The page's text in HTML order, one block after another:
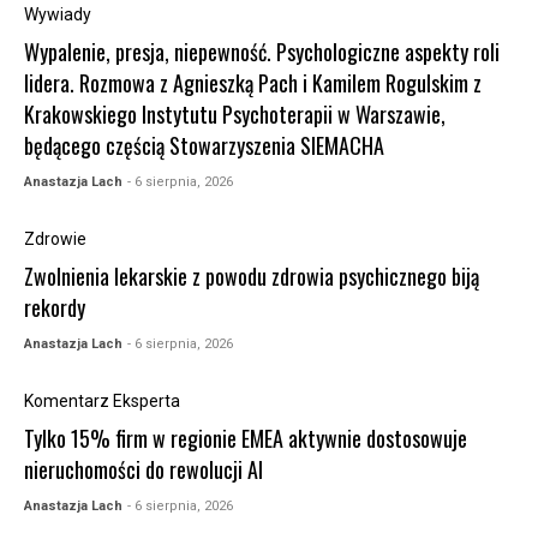
Wywiady
Wypalenie, presja, niepewność. Psychologiczne aspekty roli
lidera. Rozmowa z Agnieszką Pach i Kamilem Rogulskim z
Krakowskiego Instytutu Psychoterapii w Warszawie,
będącego częścią Stowarzyszenia SIEMACHA
Anastazja Lach - 6 sierpnia, 2026
Zdrowie
Zwolnienia lekarskie z powodu zdrowia psychicznego biją
rekordy
Anastazja Lach - 6 sierpnia, 2026
Komentarz Eksperta
Tylko 15% firm w regionie EMEA aktywnie dostosowuje
nieruchomości do rewolucji AI
Anastazja Lach - 6 sierpnia, 2026